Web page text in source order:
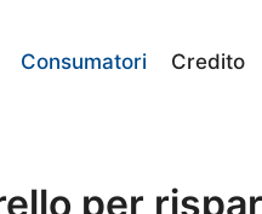
Consumatori Credito
per